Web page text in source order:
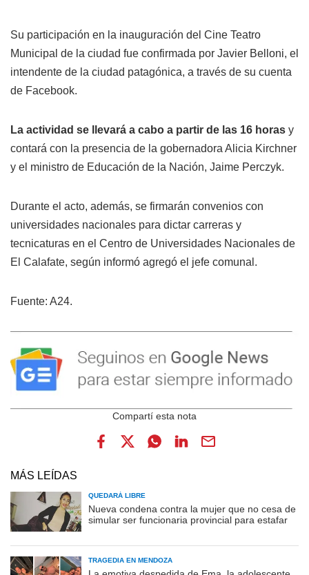
Su participación en la inauguración del Cine Teatro
Municipal de la ciudad fue confirmada por Javier Belloni, el
intendente de la ciudad patagónica, a través de su cuenta
de Facebook.
La actividad se llevará a cabo a partir de las 16 horas y
contará con la presencia de la gobernadora Alicia Kirchner
y el ministro de Educación de la Nación, Jaime Perczyk.
Durante el acto, además, se firmarán convenios con
universidades nacionales para dictar carreras y
tecnicaturas en el Centro de Universidades Nacionales de
El Calafate, según informó agregó el jefe comunal.
Fuente: A24.
MÁS LEÍDAS
QUEDARÁ LIBRE
Nueva condena contra la mujer que no cesa de
simular ser funcionaria provincial para estafar
TRAGEDIA EN MENDOZA